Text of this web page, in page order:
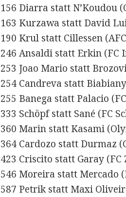
156 Diarra statt N’Koudou
163 Kurzawa statt David
190 Krul statt Cillessen
246 Ansaldi statt Erkin (FC
253 Joao Mario statt
254 Candreva statt
255 Banega statt Palacio
333 Schöpf statt Sané (FC
360 Marin statt Kasami
364 Cardozo statt Durmaz
423 Criscito statt Garay (FC
546 Moreira statt Mercado
587 Petrik statt Maxi